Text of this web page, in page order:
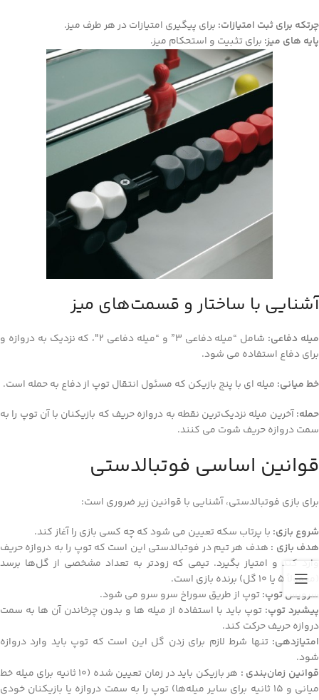
چرتکه برای ثبت امتیازات: برای پیگیری امتیازات در هر طرف میز.
پایه‌ های میز: برای تثبیت و استحکام میز.
آشنایی با ساختار و قسمت‌های میز
میله‌ دفاعی:
شامل “میله دفاعی 3” و “میله دفاعی 2″، که نزدیک به دروازه و
برای دفاع استفاده می‌ شود.
خط میانی: میله‌ ای با پنج بازیکن که مسئول انتقال توپ از دفاع به حمله است.
حمله:آخرین میله نزدیک‌ترین نقطه به دروازه حریف که بازیکنان با آن توپ را به
سمت دروازه حریف شوت می‌ کنند.
قوانین اساسی فوتبالدستی
برای بازی فوتبالدستی، آشنایی با قوانین زیر ضروری است:
شروع بازی: با پرتاب سکه تعیین می‌ شود که چه کسی بازی را آغاز کند.
هدف بازی : هدف هر تیم در فوتبالدستی این است که توپ را به دروازه حریف
وارد کند و امتیاز بگیرد. تیمی که زودتر به تعداد مشخصی از گل‌ها برسد
(معمولاً 5 یا 10 گل) برنده بازی است.
سرویس توپ:توپ از طریق سوراخ سرو سرو می‌ شود.
پیشبرد توپ: توپ باید با استفاده از میله‌ ها و بدون چرخاندن آن‌ ها به سمت
دروازه حریف حرکت کند.
امتیازدهی: تنها شرط لازم برای زدن گل این است که توپ باید وارد دروازه
شود.
قوانین زمان‌بندی :
هر بازیکن باید در زمان تعیین شده (10 ثانیه برای میله خط
میانی و 15 ثانیه برای سایر میله‌ها) توپ را به سمت دروازه یا بازیکنان خودی